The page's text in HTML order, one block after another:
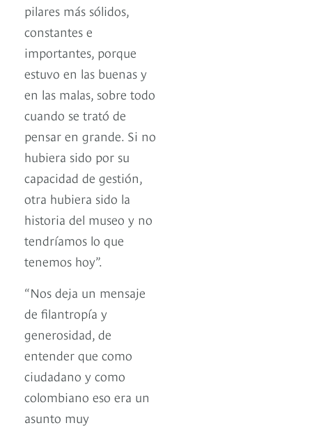
pilares más sólidos,
constantes e
importantes, porque
estuvo en las buenas y
en las malas, sobre todo
cuando se trató de
pensar en grande. Si no
hubiera sido por su
capacidad de gestión,
otra hubiera sido la
historia del museo y no
tendríamos lo que
tenemos hoy”.
“Nos deja un mensaje
de filantropía y
generosidad, de
entender que como
ciudadano y como
colombiano eso era un
asunto muy